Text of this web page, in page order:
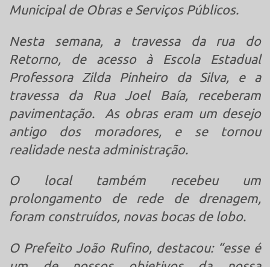
Municipal de Obras e Serviços Públicos.
Nesta semana, a travessa da rua do
Retorno, de acesso à Escola Estadual
Professora Zilda Pinheiro da Silva, e a
travessa da Rua Joel Baía, receberam
pavimentação. As obras eram um desejo
antigo dos moradores, e se tornou
realidade nesta administração.
O local também recebeu um
prolongamento de rede de drenagem,
foram construídos, novas bocas de lobo.
O Prefeito João Rufino, destacou: “esse é